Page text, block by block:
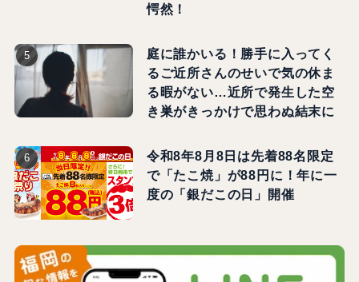
愕然！
庭に誰かいる！勝手に入ってく
るご近所さんのせいで気の休ま
る暇がない…近所で発生した空
き巣がきっかけで思わぬ結末に
令和8年8月8日は先着88名限定
で「たこ焼」が88円に！年に一
度の「銀だこの日」開催